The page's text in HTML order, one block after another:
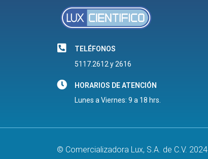
TELÉFONOS
5117.2612 y 2616
HORARIOS DE ATENCIÓN
Lunes a Viernes: 9 a 18 hrs.
© Comercializadora Lux, S.A. de C.V. 2024